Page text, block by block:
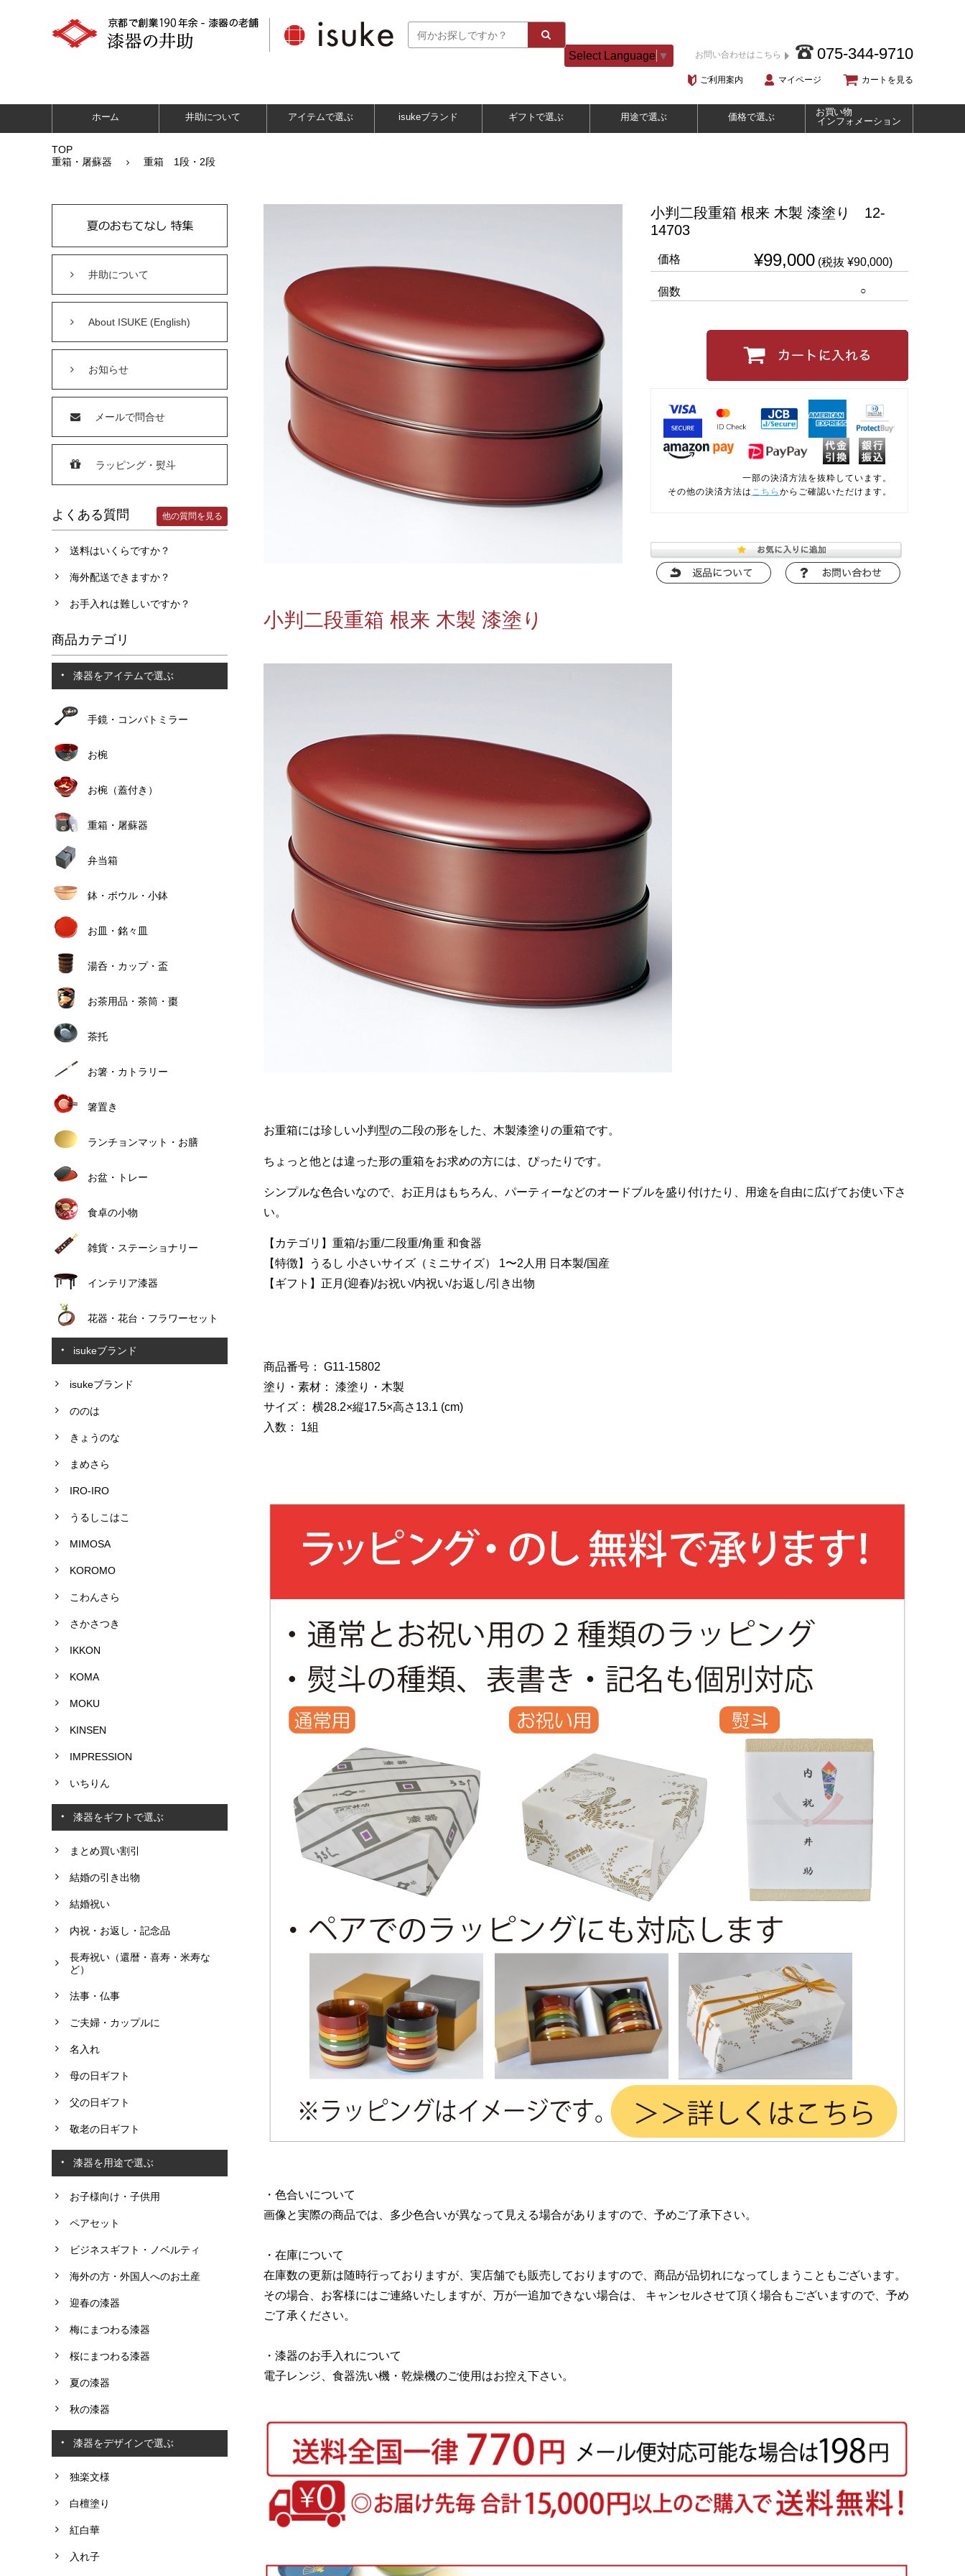
Select Language ▼ お問い合わせはこちら 075-344-9710
ご利用案内 マイページ カートを見る
ホーム 井助について アイテムで選ぶ isukeブランド ギフトで選ぶ 用途で選ぶ 価格で選ぶ
お買い物
インフォメーション
TOP
重箱・屠蘇器
重箱 1段・2段
井助について
About ISUKE (English)
お知らせ
メールで問合せ
ラッピング・熨斗
よくある質問 他の質問を見る
送料はいくらですか？
海外配送できますか？
お手入れは難しいですか？
商品カテゴリ
漆器をアイテムで選ぶ
手鏡・コンパトミラー
お椀
お椀（蓋付き）
重箱・屠蘇器
弁当箱
鉢・ボウル・小鉢
お皿・銘々皿
湯呑・カップ・盃
お茶用品・茶筒・棗
茶托
お箸・カトラリー
箸置き
ランチョンマット・お膳
お盆・トレー
食卓の小物
雑貨・ステーショナリー
インテリア漆器
花器・花台・フラワーセット
isukeブランド
isukeブランド
ののは
きょうのな
まめさら
IRO-IRO
うるしこはこ
MIMOSA
KOROMO
こわんさら
さかさつき
IKKON
KOMA
MOKU
KINSEN
IMPRESSION
いちりん
漆器をギフトで選ぶ
まとめ買い割引
結婚の引き出物
結婚祝い
内祝・お返し・記念品
長寿祝い（還暦・喜寿・米寿な
ど）
法事・仏事
ご夫婦・カップルに
名入れ
母の日ギフト
父の日ギフト
敬老の日ギフト
漆器を用途で選ぶ
お子様向け・子供用
ペアセット
ビジネスギフト・ノベルティ
海外の方・外国人へのお土産
迎春の漆器
梅にまつわる漆器
桜にまつわる漆器
夏の漆器
秋の漆器
漆器をデザインで選ぶ
独楽文様
白檀塗り
紅白華
入れ子
小判二段重箱 根来 木製 漆塗り 12-
14703
価格 ¥99,000 (税抜 ¥90,000)
個数 ○
一部の決済方法を抜粋しています。
その他の決済方法は こちら からご確認いただけます。
小判二段重箱 根来 木製 漆塗り
お重箱には珍しい小判型の二段の形をした、木製漆塗りの重箱です。
ちょっと他とは違った形の重箱をお求めの方には、ぴったりです。
シンプルな色合いなので、お正月はもちろん、パーティーなどのオードブルを盛り付けたり、用途を自由に広げてお使い下さ
い。
【カテゴリ】重箱/お重/二段重/角重 和食器
【特徴】うるし 小さいサイズ（ミニサイズ） 1〜2人用 日本製/国産
【ギフト】正月(迎春)/お祝い/内祝い/お返し/引き出物
商品番号： G11-15802
塗り・素材： 漆塗り・木製
サイズ： 横28.2×縦17.5×高さ13.1 (cm)
入数： 1組
・色合いについて
画像と実際の商品では、多少色合いが異なって見える場合がありますので、予めご了承下さい。
・在庫について
在庫数の更新は随時行っておりますが、実店舗でも販売しておりますので、商品が品切れになってしまうこともございます。
その場合、お客様にはご連絡いたしますが、万が一追加できない場合は、 キャンセルさせて頂く場合もございますので、予め
ご了承ください。
・漆器のお手入れについて
電子レンジ、食器洗い機・乾燥機のご使用はお控え下さい。